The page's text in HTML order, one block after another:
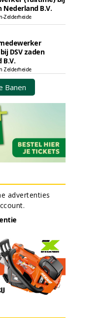
Nederland B.V.
Zelderheide
DSV zaden
B.V.
Zelderheide
Banen
advertenties